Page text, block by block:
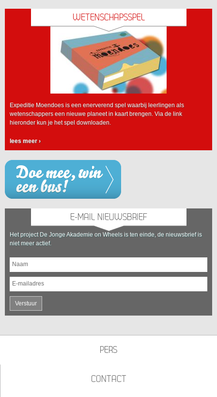
WETENSCHAPSSPEL
Expeditie Moendoes is een enerverend spel waarbij leerlingen als
wetenschappers een nieuwe planeet in kaart brengen. Via de link
hieronder kun je het spel downloaden.
lees meer›
E-MAIL NIEUWSBRIEF
Het project De Jonge Akademie on Wheels is ten einde, de nieuwsbrief is
niet meer actief.
Naam
E-mailadres
Verstuur
PERS
CONTACT